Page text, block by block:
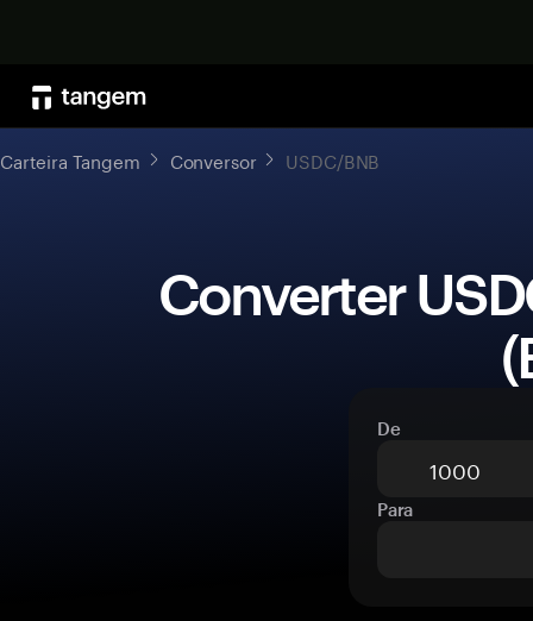
Carteira Tangem Conversor USDC/BNB
De
Para